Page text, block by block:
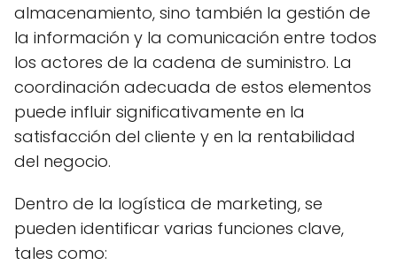
almacenamiento, sino también la gestión de
la información y la comunicación entre todos
los actores de la cadena de suministro. La
coordinación adecuada de estos elementos
puede influir significativamente en la
satisfacción del cliente y en la rentabilidad
del negocio.
Dentro de la logística de marketing, se
pueden identificar varias funciones clave,
tales como: